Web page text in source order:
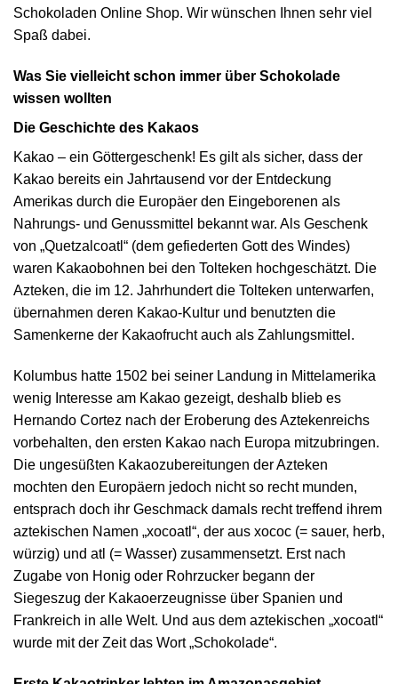
Schokoladen Online Shop. Wir wünschen Ihnen sehr viel
Spaß dabei.
Was Sie vielleicht schon immer über Schokolade
wissen wollten
Die Geschichte des Kakaos
Kakao – ein Göttergeschenk! Es gilt als sicher, dass der
Kakao bereits ein Jahrtausend vor der Entdeckung
Amerikas durch die Europäer den Eingeborenen als
Nahrungs- und Genussmittel bekannt war. Als Geschenk
von „Quetzalcoatl“ (dem gefiederten Gott des Windes)
waren Kakaobohnen bei den Tolteken hochgeschätzt. Die
Azteken, die im 12. Jahrhundert die Tolteken unterwarfen,
übernahmen deren Kakao-Kultur und benutzten die
Samenkerne der Kakaofrucht auch als Zahlungsmittel.
Kolumbus hatte 1502 bei seiner Landung in Mittelamerika
wenig Interesse am Kakao gezeigt, deshalb blieb es
Hernando Cortez nach der Eroberung des Aztekenreichs
vorbehalten, den ersten Kakao nach Europa mitzubringen.
Die ungesüßten Kakaozubereitungen der Azteken
mochten den Europäern jedoch nicht so recht munden,
entsprach doch ihr Geschmack damals recht treffend ihrem
aztekischen Namen „xocoatl“, der aus xococ (= sauer, herb,
würzig) und atl (= Wasser) zusammensetzt. Erst nach
Zugabe von Honig oder Rohrzucker begann der
Siegeszug der Kakaoerzeugnisse über Spanien und
Frankreich in alle Welt. Und aus dem aztekischen „xocoatl“
wurde mit der Zeit das Wort „Schokolade“.